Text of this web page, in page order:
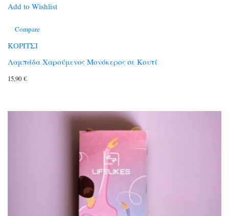
Add to Wishlist
Compare
ΚΟΡΙΤΣΙ
Λαμπάδα Χαρούμενος Μονόκερος σε Κουτί
15,90 €